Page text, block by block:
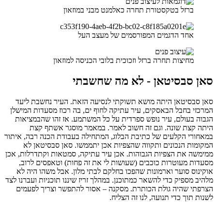
ברזל בטקסטורת תחרה כאלמנט מבני במוזאון
אחד הדגמים המפורסמים של מעצב העל
מחיצות תחרה ברזל וזכוכית בלובי הכניסה למוזאון
סאן סבסיטאן - לא מה שחשבתי
סאן סבסיטאן היתה מושא תשוקתי לנסיעה הזאת. העיר נחשבת ליעד
המרכזי בחבל הבאסקים, עיר עתיקה לחוף ים, בה רכוז מסעדות המישלן
הגבוה בעולם, עיר נופש ספרדית על כל המשתמע. אז זהו שהבמציאות
היתה קצת שונה. וגם זה חשוב לאמר. במאמר מוסגר אשתף קצת
במאחורי הקלעים של כתיבת הבלוג, המתחילה בעבודת הכנה רבה, איתור
המקומות הנכונים ותקווה שהצפיות אכן יתממשו. סאן סבסיטאן לא
ממימשה את הצפיות הגבוהות. אכן עיר עתיקה, סמטאות וקתדרלות, אכן
מסעדות מעוטרות כוכבים (שעושות לי את זה פחות) וטאפסים לרוב,
אוקינוס סוער וארמונות שהפכו בחלקם לבתי מלון. אבל משהו היה לא
מלהיב מספיק כדי להשאר כמתוכנן. במהלך זריז שיננו תוכניות ועברנו לצד
הצרפתי שהיה גולת הכותרת. מסקנה – אסור להתפשר וצריך לפעמים
לשנות תוך כדי תנועה, לנו זה הצליח.